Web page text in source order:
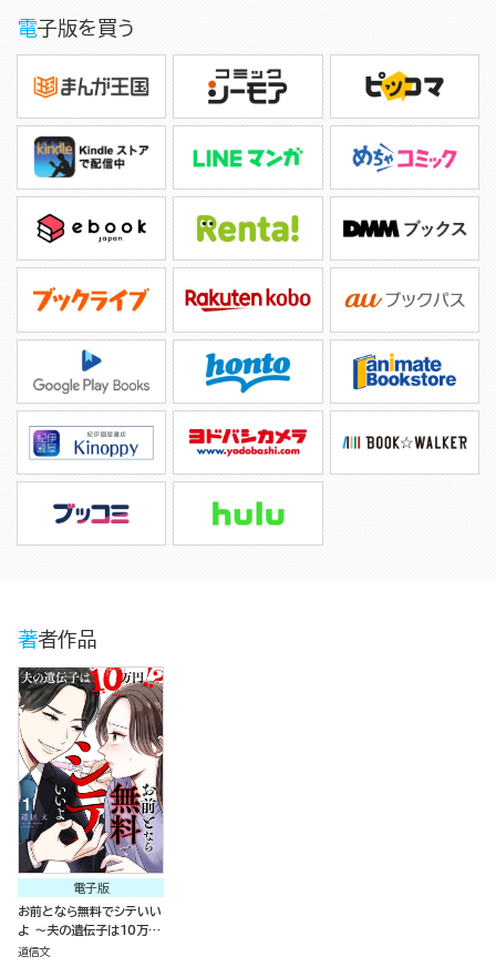
電子版を買う
著者作品
電子版
お前となら無料でシテいい
よ ～夫の遺伝子は10万
円!?～ （1）
道信文